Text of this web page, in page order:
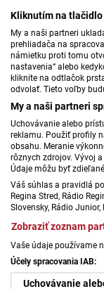
Kliknutím na tlačidlo
My a naši partneri
prehliadača na
námietku proti tomu
nastavenia“ alebo
kliknite na odtlačok
odvolať. Tieto voľby
My a naši partneri
Uchovávanie alebo
reklamu. Použiť profily
obsahu. Meranie
rôznych zdrojov. Vývoj
Údaje môžu byť
Váš súhlas a pravidlá
Regina Stred, Rádio
Slovensky, Rádio Junior,
Zobraziť zoznam
Vaše údaje používame
Účely spracovania IAB:
Uchovávanie